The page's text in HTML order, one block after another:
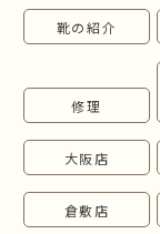
靴の紹介
修理
大阪店
倉敷店